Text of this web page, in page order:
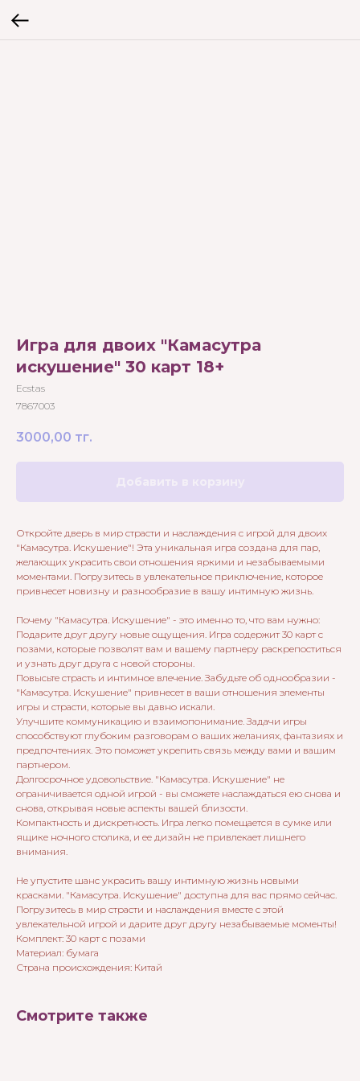
Игра для двоих "Камасутра
искушение" 30 карт 18+
Ecstas
7867003
3000,00 тг.
Откройте дверь в мир страсти и наслаждения с игрой для двоих
"Камасутра. Искушение"! Эта уникальная игра создана для пар,
желающих украсить свои отношения яркими и незабываемыми
моментами. Погрузитесь в увлекательное приключение, которое
привнесет новизну и разнообразие в вашу интимную жизнь.
Почему "Камасутра. Искушение" - это именно то, что вам нужно:
Подарите друг другу новые ощущения. Игра содержит 30 карт с
позами, которые позволят вам и вашему партнеру раскрепоститься
и узнать друг друга с новой стороны.
Повысьте страсть и интимное влечение. Забудьте об однообразии -
"Камасутра. Искушение" привнесет в ваши отношения элементы
игры и страсти, которые вы давно искали.
Улучшите коммуникацию и взаимопонимание. Задачи игры
способствуют глубоким разговорам о ваших желаниях, фантазиях и
предпочтениях. Это поможет укрепить связь между вами и вашим
партнером.
Долгосрочное удовольствие. "Камасутра. Искушение" не
ограничивается одной игрой - вы сможете наслаждаться ею снова и
снова, открывая новые аспекты вашей близости.
Компактность и дискретность. Игра легко помещается в сумке или
ящике ночного столика, и ее дизайн не привлекает лишнего
внимания.
Не упустите шанс украсить вашу интимную жизнь новыми
красками. "Камасутра. Искушение" доступна для вас прямо сейчас.
Погрузитесь в мир страсти и наслаждения вместе с этой
увлекательной игрой и дарите друг другу незабываемые моменты!
Комплект: 30 карт с позами
Материал: бумага
Страна происхождения: Китай
Смотрите также